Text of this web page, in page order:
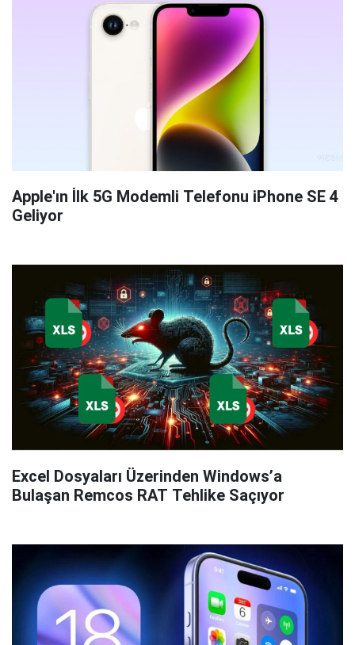
Apple'ın İlk 5G Modemli Telefonu iPhone SE 4
Geliyor
Excel Dosyaları Üzerinden Windows’a
Bulaşan Remcos RAT Tehlike Saçıyor